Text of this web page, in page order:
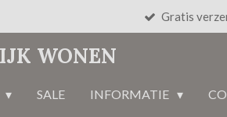
Gratis
WONEN
SALE INFORMATIE